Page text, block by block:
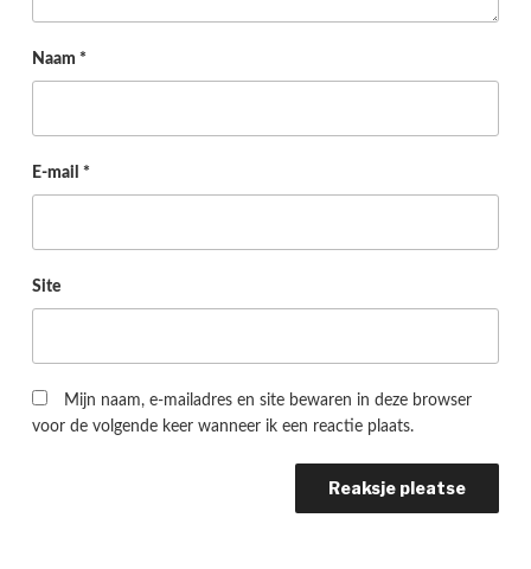
Naam *
E-mail *
Site
Mijn naam, e-mailadres en site bewaren in deze browser
voor de volgende keer wanneer ik een reactie plaats.